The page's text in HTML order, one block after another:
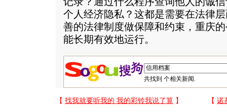
个人经济隐私？这都是需要在法律
善的法律制度做保障和约束，重庆
能长期有效地运行。
共找到 个相关新闻.